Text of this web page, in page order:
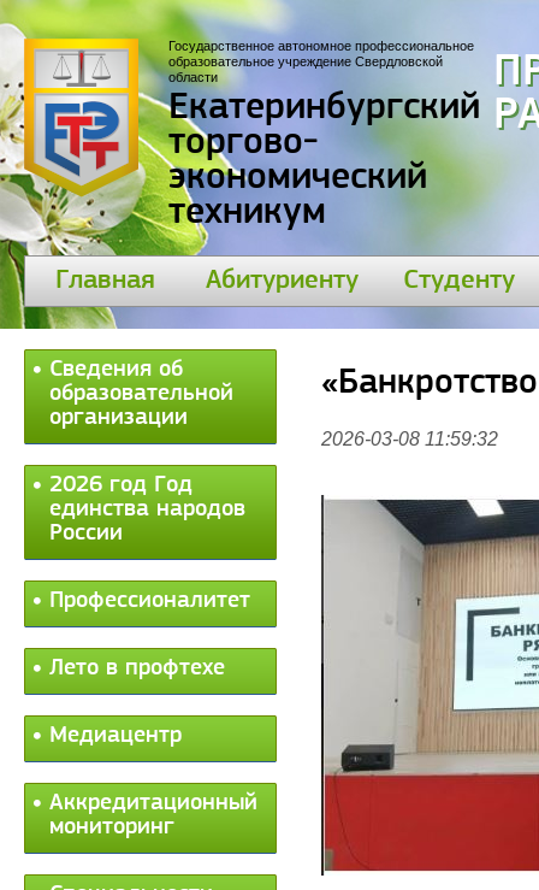
Государственное автономное профессиональное
образовательное учреждение Свердловской
области
Екатеринбургский
торгово-
экономический
техникум
Главная Абитуриенту Студенту
Сведения об
образовательной
организации
2026 год Год
единства народов
России
Профессионалитет
Лето в профтехе
Медиацентр
Аккредитационный
мониторинг
2026-03-08 11:59:32